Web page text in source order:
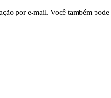
por e-mail. Você também